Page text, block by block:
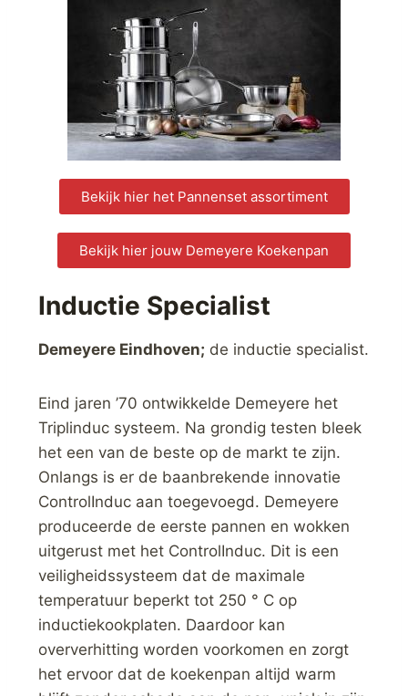
Bekijk hier het Pannenset assortiment
Bekijk hier jouw Demeyere Koekenpan
Inductie Specialist
Demeyere Eindhoven; de inductie specialist.
Eind jaren ’70 ontwikkelde Demeyere het
Triplinduc systeem. Na grondig testen bleek
het een van de beste op de markt te zijn.
Onlangs is er de baanbrekende innovatie
ControlInduc aan toegevoegd. Demeyere
produceerde de eerste pannen en wokken
uitgerust met het ControlInduc. Dit is een
veiligheidssysteem dat de maximale
temperatuur beperkt tot 250 ° C op
inductiekookplaten. Daardoor kan
oververhitting worden voorkomen en zorgt
het ervoor dat de koekenpan altijd warm